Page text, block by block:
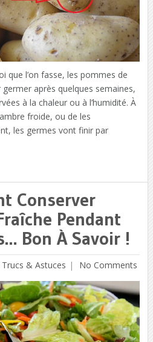
que l’on fasse, les pommes de
après quelques semaines,
à la chaleur ou à l’humidité. À
froide, ou de les
les germes vont finir par
Conserver
Pendant
Bon À Savoir !
Trucs & Astuces No Comments